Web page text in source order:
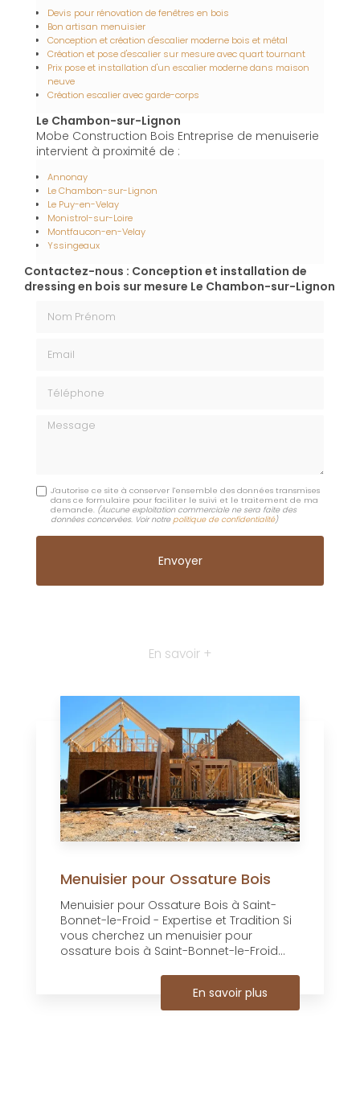
Devis pour rénovation de fenêtres en bois
Bon artisan menuisier
Conception et création d'escalier moderne bois et métal
Création et pose d'escalier sur mesure avec quart tournant
Prix pose et installation d'un escalier moderne dans maison
neuve
Création escalier avec garde-corps
Le Chambon-sur-Lignon
Mobe Construction Bois Entreprise de menuiserie
intervient à proximité de :
Annonay
Le Chambon-sur-Lignon
Le Puy-en-Velay
Monistrol-sur-Loire
Montfaucon-en-Velay
Yssingeaux
Contactez-nous : Conception et installation de
dressing en bois sur mesure Le Chambon-sur-Lignon
Message
J'autorise ce site à conserver l'ensemble des données transmises
dans ce formulaire pour faciliter le suivi et le traitement de ma
demande. (Aucune exploitation commerciale ne sera faite des
données concervées. Voir notre politique de confidentialité)
En savoir +
Menuisier pour Ossature Bois
Menuisier pour Ossature Bois à Saint-
Bonnet-le-Froid - Expertise et Tradition Si
vous cherchez un menuisier pour
ossature bois à Saint-Bonnet-le-Froid...
En savoir plus